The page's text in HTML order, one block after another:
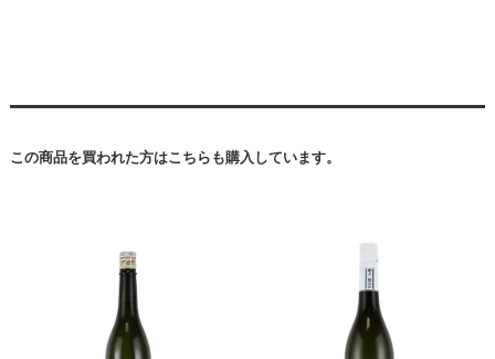
この商品を買われた方はこちらも購入しています。